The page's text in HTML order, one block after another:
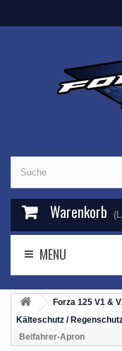
Warenkorb
MENU
Forza 125 V1 &
Kälteschutz /
Beifahrer-Apron